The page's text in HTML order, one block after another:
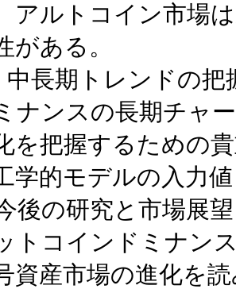
アルトコイン市場
がある。
中長期トレンドの把
ナンスの長期チャ
を把握するための
学的モデルの入力
後の研究と市場展望
トコインドミナン
資産市場の進化を